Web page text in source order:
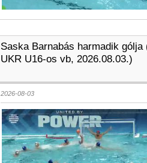
Saska Barnabás harmadik gólja
UKR U16-os vb, 2026.08.03.)
2026-08-03